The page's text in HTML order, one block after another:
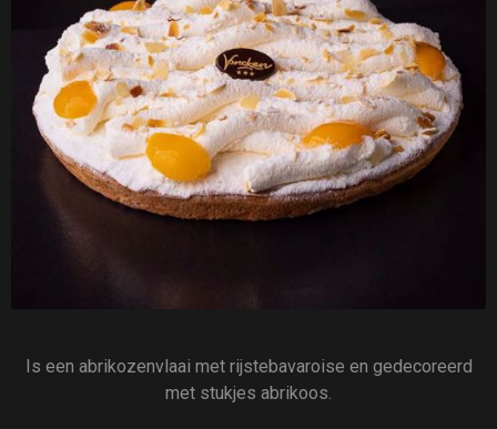
Is een abrikozenvlaai met rijstebavaroise en gedecoreerd
met stukjes abrikoos.